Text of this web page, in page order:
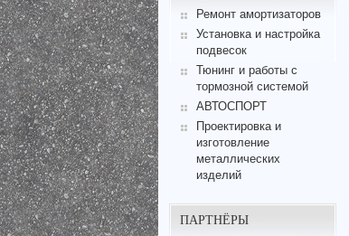
Ремонт амортизаторов
Установка и настройка
подвесок
Тюнинг и работы с
тормозной системой
АВТОСПОРТ
Проектировка и
изготовление
металлических
изделий
ПАРТНЁРЫ